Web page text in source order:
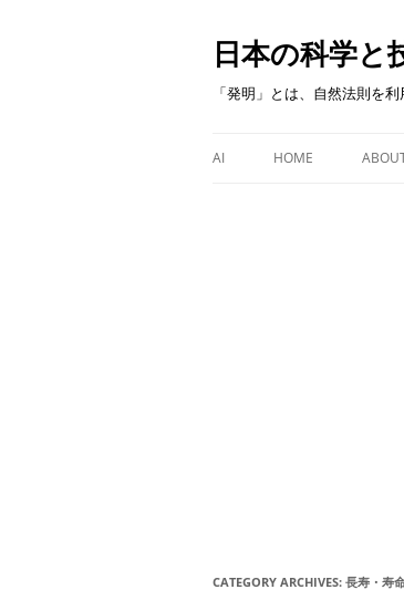
日本の科学と
「発明」とは、自然法則を
AI HOME
CATEGORY ARCHIVES: 長寿・寿